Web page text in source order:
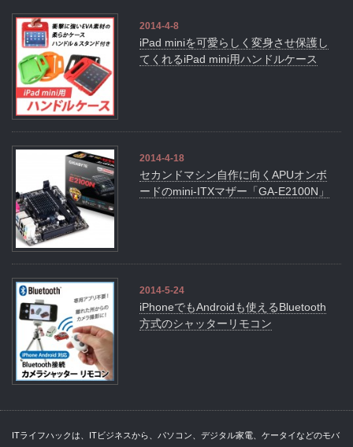
2014-4-8
iPad miniを可愛らしく変身させ保護し
てくれるiPad mini用ハンドルケース
2014-4-18
セカンドマシン自作に向くAPUオンボ
ードのmini-ITXマザー「GA-E2100N」
2014-5-24
iPhoneでもAndroidも使えるBluetooth
方式のシャッターリモコン
ITライフハックは、ITビジネスから、パソコン、デジタル家電、ケータイなどのモバ